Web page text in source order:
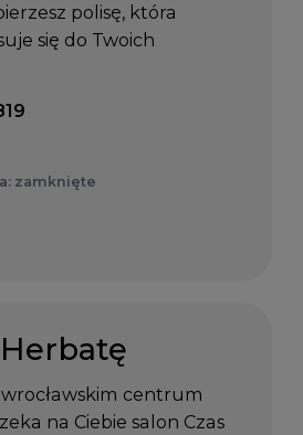
polisę, która
się do Twoich
zamknięte
centrum
na Ciebie salon Czas